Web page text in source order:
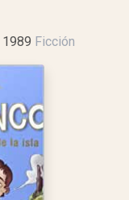
1989 Ficción